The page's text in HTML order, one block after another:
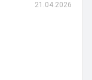
21.04.2026